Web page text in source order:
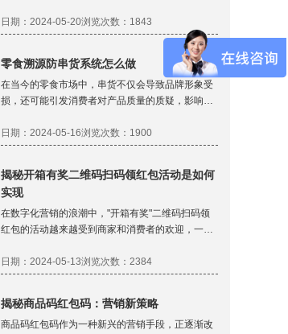
伪技术已经成为了企业保护自身品牌、打击假冒伪
劣商品的重要手段。二维码防伪软件通过为每件商
品赋予一个独一无二的二维码标识，不仅能够实现
对商品的追踪溯源，还能有效地进行防伪验真，保
障消费者权益。
日期：2024-05-20浏览次数：1843
零食溯源防串货系统怎么做
在当今的零食市场中，串货不仅会导致品牌形象受
损，还可能引发消费者对产品质量的质疑，影响品
止串货。本文将以某知名零食品牌为例，详细介绍
其如何通过零食溯源来防止串货。
日期：2024-05-16浏览次数：1900
揭秘开箱有奖二维码扫码领红包活动是如何
实现
在数字化营销的浪潮中，"开箱有奖"二维码扫码领
红包的活动越来越受到商家和消费者的欢迎，一种
的数字技术这种活动不仅能够刺激消费者的购买欲
望，还能有效地提升品牌的知名度和用户粘性，旨
之间的互动，开箱有奖二维码扫码领红包活动是如
何实现的呢？
日期：2024-05-13浏览次数：2384
揭秘商品码红包码：营销新策略
商品码红包码作为一种新兴的营销手段，正逐渐改